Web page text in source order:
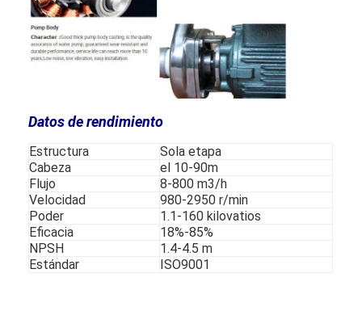
Productos
Videos
VR Show
Datos de rendimiento
Estructura
Sola etapa
Cabeza
el 10-90m
Flujo
8-800 m3/h
Velocidad
980-2950 r/min
Poder
1.1-160 kilovatios
Eficacia
18%-85%
NPSH
1.4-4.5 m
Estándar
ISO9001